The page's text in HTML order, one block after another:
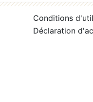
Conditions
Déclaration